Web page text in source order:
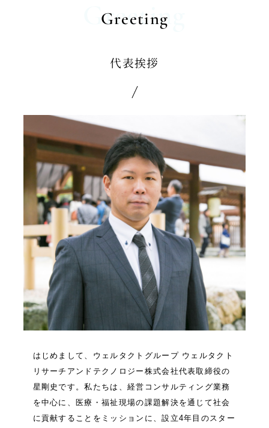
Greeting
代表挨拶
Greeting
はじめまして、ウェルタクトグループ ウェルタクト
リサーチアンドテクノロジー株式会社代表取締役の
星剛史です。私たちは、経営コンサルティング業務
を中心に、医療・福祉現場の課題解決を通じて社会
に貢献することをミッションに、設立4年目のスター